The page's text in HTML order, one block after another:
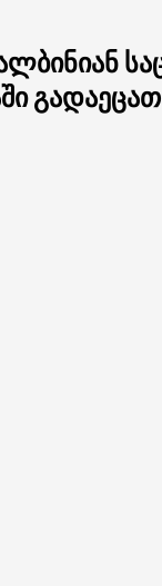
გადაეცათ